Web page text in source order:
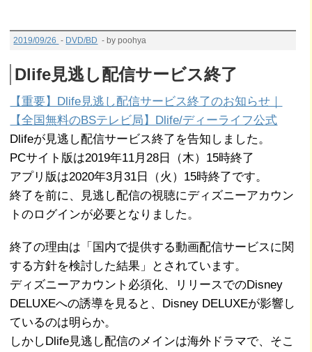
2019/09/26 - DVD/BD - by poohya
Dlife見逃し配信サービス終了
【重要】Dlife見逃し配信サービス終了のお知らせ｜
【全国無料のBSテレビ局】Dlife/ディーライフ公式
Dlifeが見逃し配信サービス終了を告知しました。
PCサイト版は2019年11月28日（木）15時終了
アプリ版は2020年3月31日（火）15時終了です。
終了を前に、見逃し配信の視聴にディズニーアカウン
トのログインが必要となりました。
終了の理由は「国内で提供する動画配信サービスに関
する方針を検討した結果」とされています。
ディズニーアカウント必須化、リリースでのDisney
DELUXEへの誘導を見ると、Disney DELUXEが影響し
ているのは明らか。
しかしDlife見逃し配信のメインは海外ドラマで、そこ